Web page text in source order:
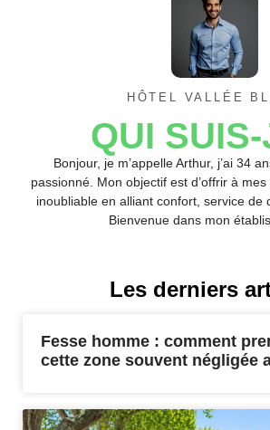
HÔTEL VALLÉE
QUI
Bonjour, je m’appelle Arthur, j’ai 34
passionné. Mon objectif est d’offrir à
inoubliable en alliant confort, service de
Bienvenue dans mon
Les derniers
Fesse homme : comment
cette zone souvent négligée